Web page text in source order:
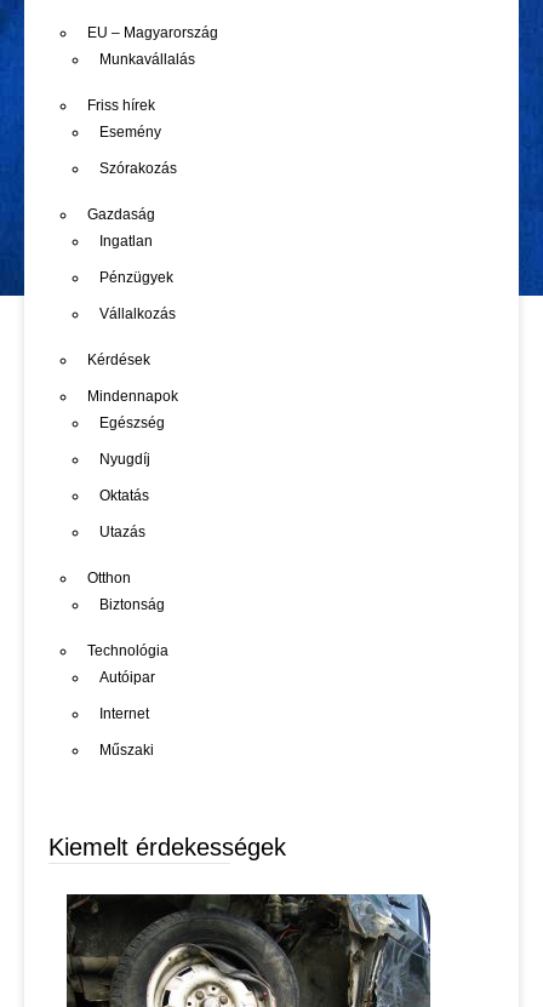
EU – Magyarország
Munkavállalás
Friss hírek
Esemény
Szórakozás
Gazdaság
Ingatlan
Pénzügyek
Vállalkozás
Kérdések
Mindennapok
Egészség
Nyugdíj
Oktatás
Utazás
Otthon
Biztonság
Technológia
Autóipar
Internet
Műszaki
Kiemelt érdekességek